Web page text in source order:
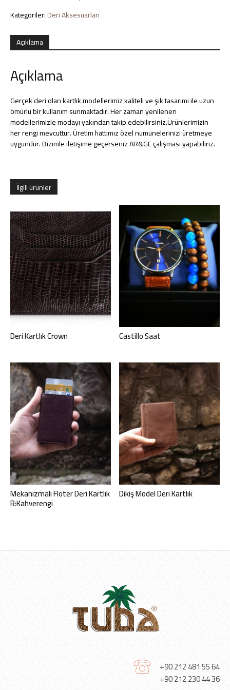
Kategoriler:Deri Aksesuarları
Açıklama
Açıklama
Gerçek deri olan kartlık modellerimiz kaliteli ve şık tasarımı ile uzun
ömürlü bir kullanım sunmaktadır. Her zaman yenilenen
modellerimizle modayı yakından takip edebilirsiniz.Ürünlerimizin
her rengi mevcuttur. Üretim hattımız özel numunelerinizi üretmeye
uygundur. Bizimle iletişime geçerseniz AR&GE çalışması yapabiliriz.
İlgili ürünler
Deri Kartlık Crown Castillo Saat
Mekanizmalı Floter Deri Kartlık
R:Kahverengi
Dikiş Model Deri Kartlık
+90 212 481 55 64
+90 212 230 44 36